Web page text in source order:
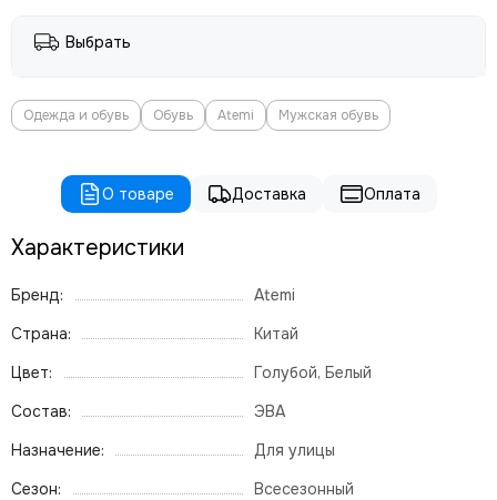
Выбрать
Одежда и обувь Обувь Atemi Мужская обувь
О товаре Доставка Оплата
Характеристики
Бренд:
Atemi
Страна:
Китай
Цвет:
Голубой, Белый
Состав:
ЭВА
Назначение:
Для улицы
Сезон:
Всесезонный